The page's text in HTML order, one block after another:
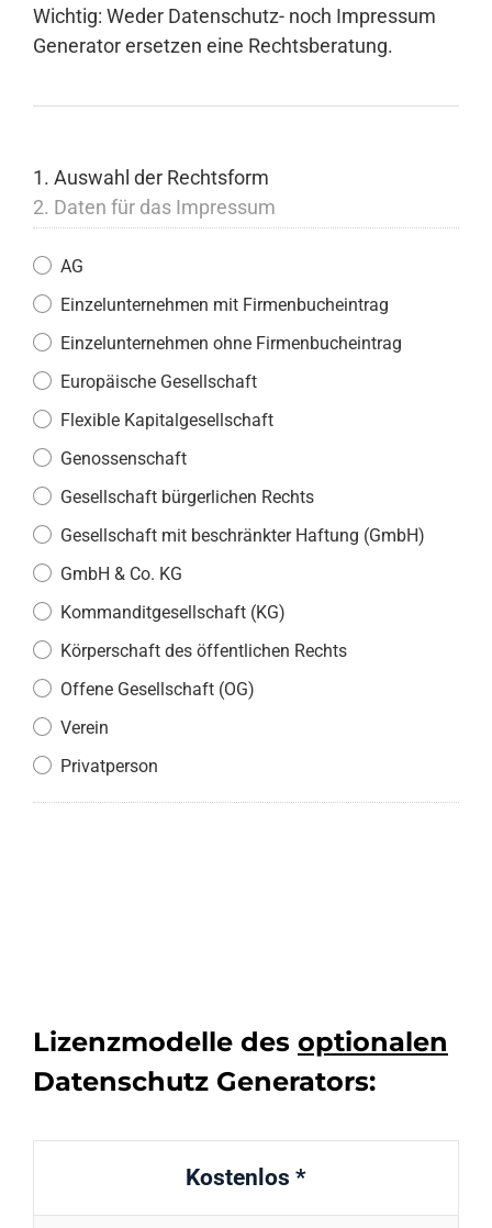
Wichtig: Weder Datenschutz- noch Impressum
Generator ersetzen eine Rechtsberatung.
1. Auswahl der Rechtsform
2. Daten für das Impressum
AG
Einzelunternehmen mit Firmenbucheintrag
Einzelunternehmen ohne Firmenbucheintrag
Europäische Gesellschaft
Flexible Kapitalgesellschaft
Genossenschaft
Gesellschaft bürgerlichen Rechts
Gesellschaft mit beschränkter Haftung (GmbH)
GmbH & Co. KG
Kommanditgesellschaft (KG)
Körperschaft des öffentlichen Rechts
Offene Gesellschaft (OG)
Verein
Privatperson
Lizenzmodelle des optionalen
Datenschutz Generators:
Kostenlos *